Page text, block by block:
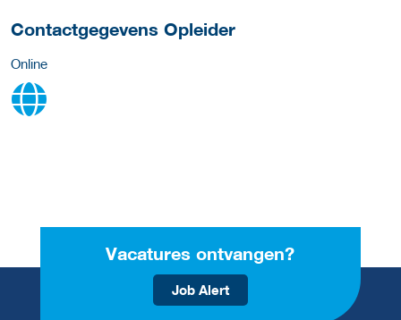
Contactgegevens Opleider
Online
Vacatures ontvangen?
Job Alert